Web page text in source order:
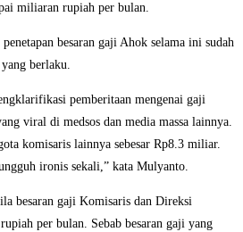
miliaran rupiah per bulan.
besaran gaji Ahok selama ini sudah
berlaku.
pemberitaan mengenai gaji
viral di medsos dan media massa lainnya.
komisaris lainnya sebesar Rp8.3 miliar.
ironis sekali,” kata Mulyanto.
besaran gaji Komisaris dan Direksi
per bulan. Sebab besaran gaji yang